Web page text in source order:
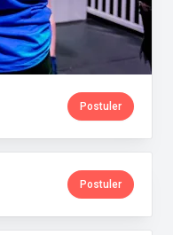
Postuler
Postuler